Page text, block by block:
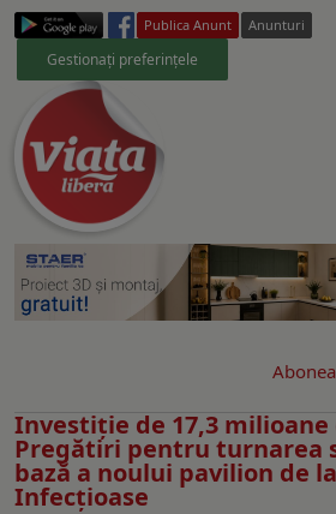
Publica Anunt Anunturi
Gestionați preferințele
Investiție de 17,3 milioane
Pregătiri pentru turnarea
bază a noului pavilion de
Infecțioase